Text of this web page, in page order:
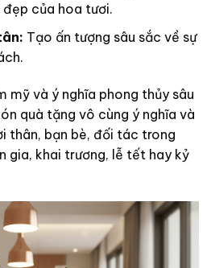
đẹp của hoa tươi.
Tạo ấn tượng sâu sắc về sự
mỹ và ý nghĩa phong thủy sâu
quà tặng vô cùng ý nghĩa và
thân, bạn bè, đối tác trong
gia, khai trương, lễ tết hay kỷ